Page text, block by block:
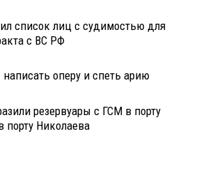
список лиц с судимостью для
с ВС РФ
оперу и спеть арию
резервуары с ГСМ в порту
порту Николаева